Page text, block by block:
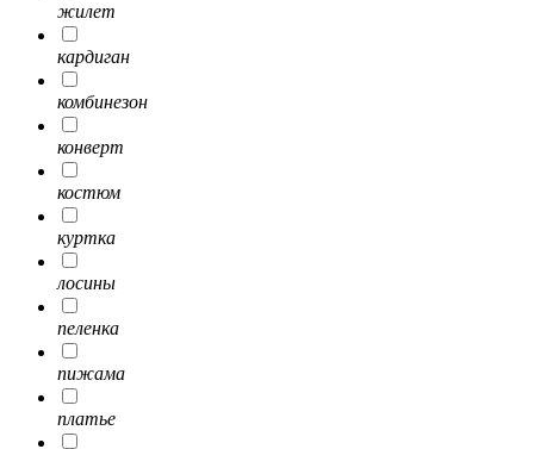
жилет
кардиган
комбинезон
конверт
костюм
куртка
лосины
пеленка
пижама
платье